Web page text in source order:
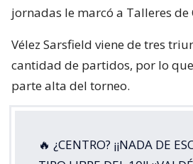
jornadas le marcó a Talleres de
Vélez Sarsfield viene de tres
cantidad de partidos, por lo
parte alta del torneo.
🔥 ¿CENTRO? ¡¡NADA DE